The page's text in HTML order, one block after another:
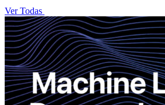
Ver Todas